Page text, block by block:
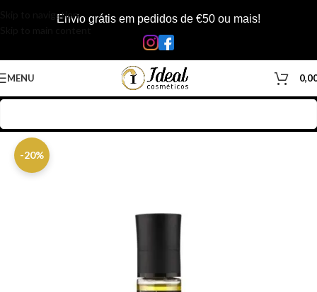
Skip to navigationEnvio grátis em pedidos de €50 ou mais!
MENU
-20%